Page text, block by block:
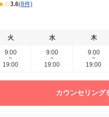
3.6(8件)
火 水 木
9:00
~
19:00
9:00
~
19:00
9:00
~
19:00
カウンセリング